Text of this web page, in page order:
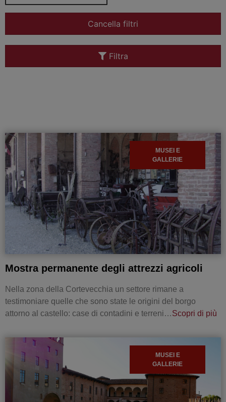
Cancella filtri
Filtra
MUSEI E
GALLERIE
Mostra permanente degli attrezzi agricoli
Nella zona della Cortevecchia un settore rimane a
testimoniare quelle che sono state le origini del borgo
attorno al castello: case di contadini e terreni…Scopri di più
MUSEI E
GALLERIE